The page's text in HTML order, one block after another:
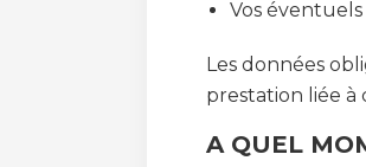
Vos
Les données
prestation liée
A QUEL